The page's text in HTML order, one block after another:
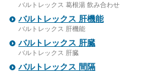
バルトレックス 葛根湯 飲み合わせ
バルトレックス 肝機能
バルトレックス 肝機能
バルトレックス 肝臓
バルトレックス 肝臓
バルトレックス 間隔